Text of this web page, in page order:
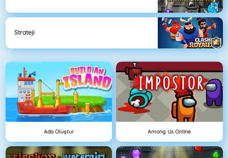
Strateji
Ada Oluştur Among Us Online